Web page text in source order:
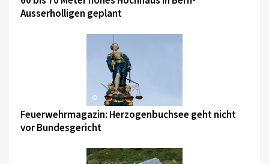
Ausserholligen geplant
©
Feuerwehrmagazin: Herzogenbuchsee geht nicht
vor Bundesgericht